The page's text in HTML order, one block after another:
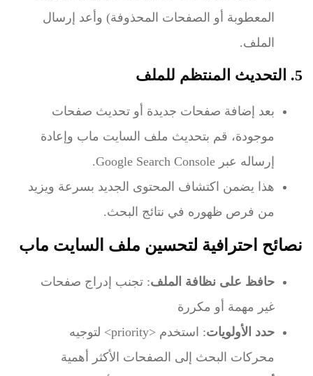
المعطوبة أو الصفحات المحذوفة) وأعد إرسال
الملف.
5. التحديث المنتظم للملف
بعد إضافة صفحات جديدة أو تحديث صفحات
موجودة، قم بتحديث ملف السايت ماب وإعادة
إرساله عبر Google Search Console.
هذا يضمن اكتشاف المحتوى الجديد بسرعة ويزيد
من فرص ظهوره في نتائج البحث.
نصائح احترافية لتحسين ملف السايت ماب
حافظ على نظافة الملف: تجنب إدراج صفحات
غير مهمة أو مكررة
حدد الأولويات: استخدم <priority>
لتوجيه
محركات البحث إلى الصفحات الأكثر أهمية